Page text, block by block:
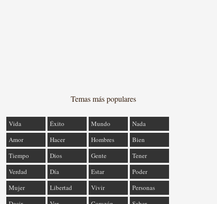
Temas más populares
Vida Éxito Mundo
Nada
Amor
Hacer Hombres
Bien
Tiempo
Dios Gente
Tener
Verdad
Día Estar
Poder
Mujer
Libertad Vivir
Personas